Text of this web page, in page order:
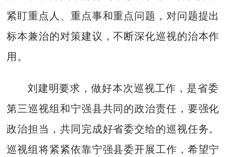
紧盯重点人、重点事和重点问题，对问题提出
标本兼治的对策建议，不断深化巡视的治本作
用。
刘建明要求，做好本次巡视工作，是省委
第三巡视组和宁强县共同的政治责任，要强化
政治担当，共同完成好省委交给的巡视任务。
巡视组将紧紧依靠宁强县委开展工作，希望宁